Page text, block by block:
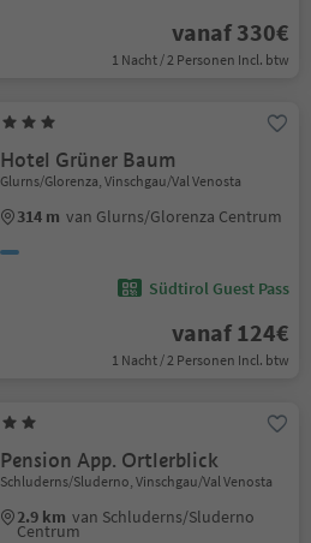
vanaf 330€
1 Nacht / 2 Personen Incl. btw
Hotel Grüner Baum
Glurns/Glorenza, Vinschgau/Val Venosta
314 m van Glurns/Glorenza Centrum
Südtirol Guest Pass
vanaf 124€
1 Nacht / 2 Personen Incl. btw
Pension App. Ortlerblick
Schluderns/Sluderno, Vinschgau/Val Venosta
2.9 km van Schluderns/Sluderno
Centrum